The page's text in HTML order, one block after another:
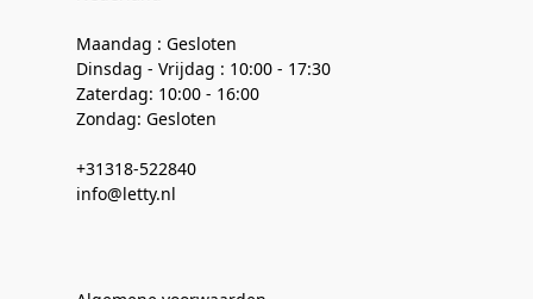
Maandag : Gesloten
Dinsdag - Vrijdag : 10:00 - 17:30
Zaterdag: 10:00 - 16:00
Zondag: Gesloten
+31318-522840
info@letty.nl